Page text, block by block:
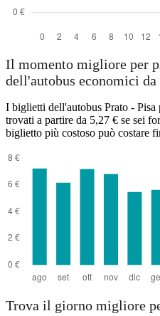
Il momento migliore per
dell'autobus economici da
I biglietti dell'autobus Prato - Pisa
trovati a partire da 5,27 € se sei
biglietto più costoso può costare
Trova il giorno migliore